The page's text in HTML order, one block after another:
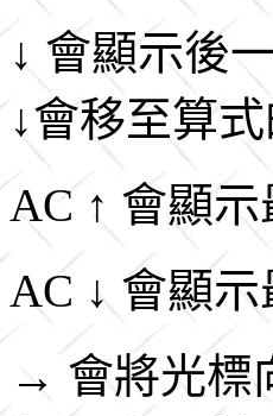
↓ 會顯示後
↓會移至算
AC ↑ 會顯
AC ↓ 會顯
→ 會將光標